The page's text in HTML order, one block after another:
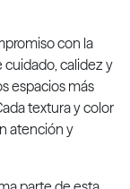
con la
cuidado, calidez y
espacios más
textura y color
atención y